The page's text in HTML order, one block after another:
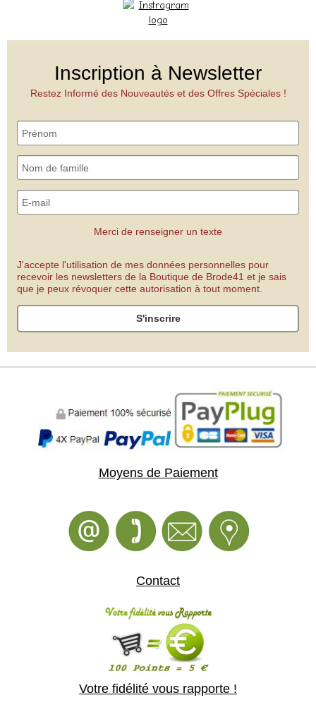
Inscription à Newsletter
Restez Informé des Nouveautés et des Offres Spéciales !
Merci de renseigner un texte
J'accepte l'utilisation de mes données personnelles pour
recevoir les newsletters de la Boutique de Brode41 et je sais
que je peux révoquer cette autorisation à tout moment.
S'inscrire
Moyens de Paiement
Contact
Votre fidélité vous rapporte !